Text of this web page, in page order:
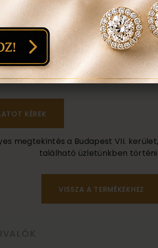
színe:
mint a képen
méret:
nem tudom
megtekintés a Budapest VII.
található üzletünkben
VISSZA A TERMÉKEKHEZ